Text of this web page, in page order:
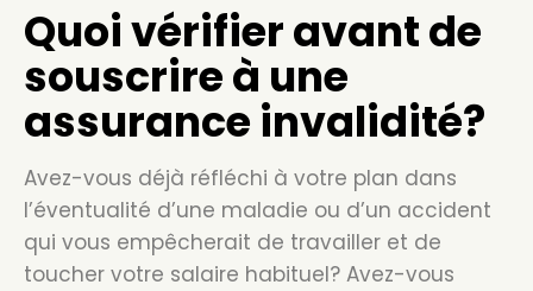
Quoi vérifier avant de
souscrire à une
assurance invalidité?
Avez-vous déjà réfléchi à votre plan dans
l’éventualité d’une maladie ou d’un accident
qui vous empêcherait de travailler et de
toucher votre salaire habituel? Avez-vous